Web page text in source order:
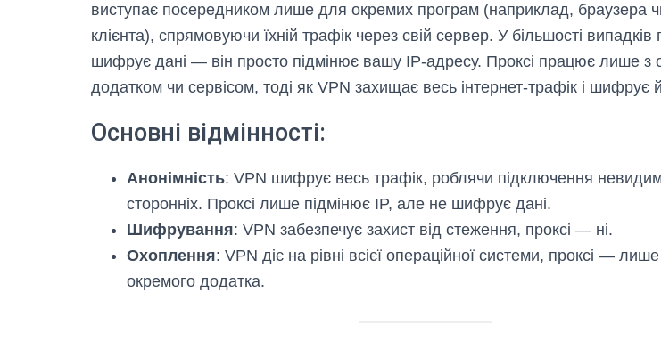
виступає посередником лише для окремих програм (наприклад, браузера
клієнта), спрямовуючи їхній трафік через свій сервер. У більшості випадків
шифрує дані — він просто підмінює вашу IP-адресу. Проксі працює лише з
додатком чи сервісом, тоді як VPN захищає весь інтернет-трафік і шифрує
Основні відмінності:
Анонімність: VPN шифрує весь трафік, роблячи підключення
сторонніх. Проксі лише підмінює IP, але не шифрує дані.
Шифрування: VPN забезпечує захист від стеження, проксі — ні.
Охоплення: VPN діє на рівні всієї операційної системи, проксі —
окремого додатка.